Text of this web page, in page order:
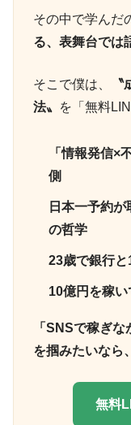
その中で学んだ
る、表舞台では
そこで僕は、
法〟
を「無料
「情報発信×
側
日本一予約
の哲学
23歳で銀行
10億円を稼
「SNSで稼ぎ
を掴みたいなら
無料